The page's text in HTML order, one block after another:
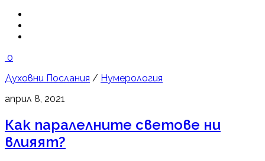
0
Духовни Послания / Нумерология
април 8, 2021
Как паралелните светове ни
влияят?